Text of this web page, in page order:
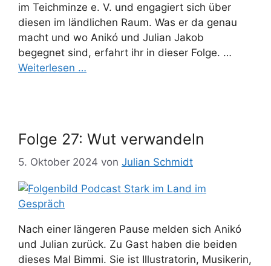
im Teichminze e. V. und engagiert sich über
diesen im ländlichen Raum. Was er da genau
macht und wo Anikó und Julian Jakob
begegnet sind, erfahrt ihr in dieser Folge. …
Weiterlesen …
Folge 27: Wut verwandeln
5. Oktober 2024 von Julian Schmidt
Nach einer längeren Pause melden sich Anikó
und Julian zurück. Zu Gast haben die beiden
dieses Mal Bimmi. Sie ist Illustratorin, Musikerin,